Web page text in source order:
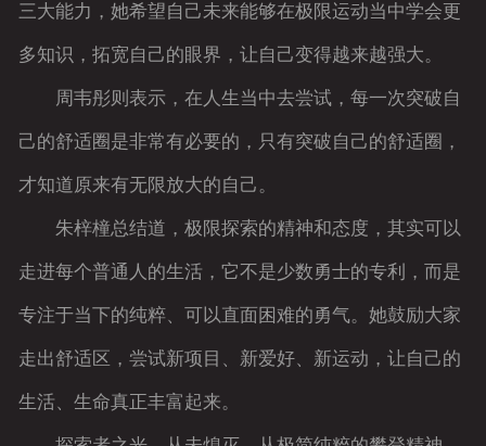
三大能力，她希望自己未来能够在极限运动当中学会更
多知识，拓宽自己的眼界，让自己变得越来越强大。
周韦彤则表示，在人生当中去尝试，每一次突破自
己的舒适圈是非常有必要的，只有突破自己的舒适圈，
才知道原来有无限放大的自己。
朱梓橦总结道，极限探索的精神和态度，其实可以
走进每个普通人的生活，它不是少数勇士的专利，而是
专注于当下的纯粹、可以直面困难的勇气。她鼓励大家
走出舒适区，尝试新项目、新爱好、新运动，让自己的
生活、生命真正丰富起来。